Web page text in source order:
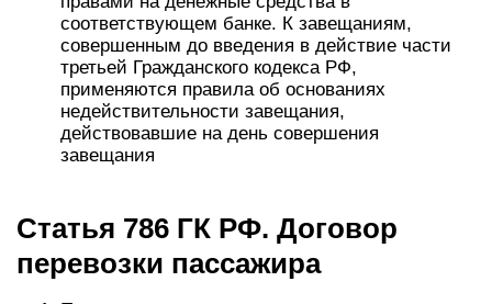
соответствующем банке. К завещаниям,
совершенным до введения в действие части
третьей Гражданского кодекса РФ,
применяются правила об основаниях
недействительности завещания,
действовавшие на день совершения
завещания
Статья 786 ГК РФ. Договор
перевозки пассажира